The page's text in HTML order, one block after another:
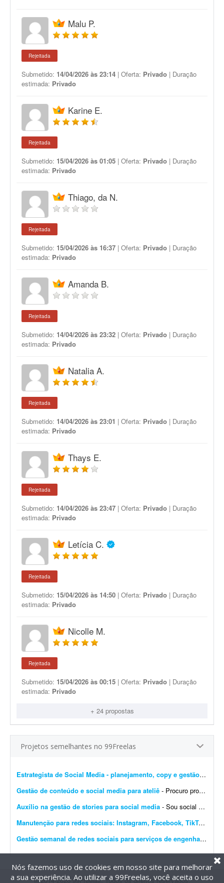
Malu P.
Rejeitada
Submetido: 14/04/2026 às 23:14 | Oferta: Privado | Duração
estimada: Privado
Karine E.
Rejeitada
Submetido: 15/04/2026 às 01:05 | Oferta: Privado | Duração
estimada: Privado
Thiago, da N.
Rejeitada
Submetido: 15/04/2026 às 16:37 | Oferta: Privado | Duração
estimada: Privado
Amanda B.
Rejeitada
Submetido: 14/04/2026 às 23:32 | Oferta: Privado | Duração
estimada: Privado
Natalia A.
Rejeitada
Submetido: 14/04/2026 às 23:01 | Oferta: Privado | Duração
estimada: Privado
Thays E.
Rejeitada
Submetido: 14/04/2026 às 23:47 | Oferta: Privado | Duração
estimada: Privado
Letícia C.
Rejeitada
Submetido: 15/04/2026 às 14:50 | Oferta: Privado | Duração
estimada: Privado
Nicolle M.
Rejeitada
Submetido: 15/04/2026 às 00:15 | Oferta: Privado | Duração
estimada: Privado
+ 24 propostas
Projetos semelhantes no 99Freelas
Estrategista de Social Media - planejamento, copy e gestão de perfis
Gestão de conteúdo e social media para ateliê - Procuro profissional para assumir o planejamento, criação, organização e programação do conteúdo do Instagram do Ateliê Questa Cerâmica,...
Auxílio na gestão de stories para social media - Sou social media e procuro alguém que me auxilie na produção de stories profissionais, com execução simples e sem muita elaboração. - Criaç&...
Manutenção para redes sociais: Instagram, Facebook, TikTok e Marketplace
Gestão semanal de redes sociais para serviços de engenharia
@2014-2026 99Freelas. Todos os direitos reservados.
Nós fazemos uso de cookies em nosso site para melhorar
a sua experiência. Ao utilizar a 99Freelas, você aceita o uso